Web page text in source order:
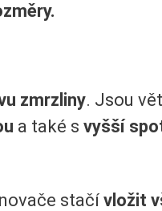
zmrzliny. Jsou
a také s vyšší
stačí vložit